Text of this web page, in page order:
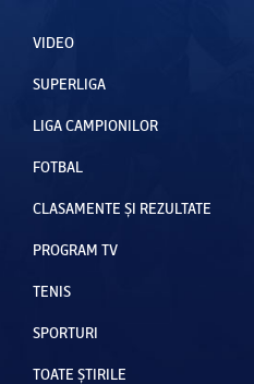
VIDEO
SUPERLIGA
LIGA CAMPIONILOR
FOTBAL
CLASAMENTE ȘI REZULTATE
PROGRAM TV
TENIS
SPORTURI
TOATE ȘTIRILE